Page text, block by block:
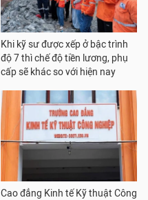
Khi kỹ sư được xếp ở bậc trình
độ 7 thì chế độ tiền lương, phụ
cấp sẽ khác so với hiện nay
Cao đẳng Kinh tế Kỹ thuật Công